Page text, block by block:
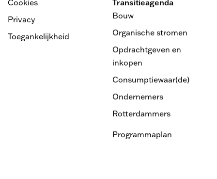
Cookies
Privacy
Toegankelijkheid
Transitieagenda
Bouw
Organische stromen
Opdrachtgeven en
inkopen
Consumptiewaar(de)
Ondernemers
Rotterdammers
Programmaplan